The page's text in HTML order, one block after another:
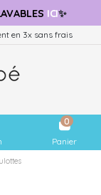
ICI✨
en 3x sans frais
0
Panier